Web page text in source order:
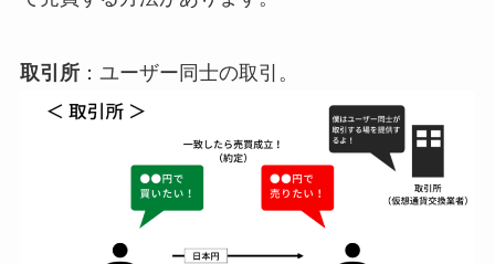
取引所：ユーザー同士の取引。